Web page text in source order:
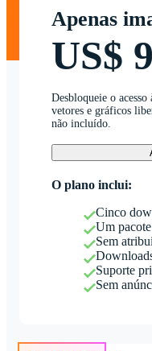
Apenas
US$ 9
Desbloqueie o acesso
vetores e gráficos
não incluído.
O plano inclui:
Cinco
Um
Sem
Suporte
Sem